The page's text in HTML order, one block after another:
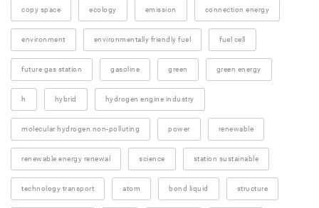
copy space ecology emission connection energy
environment environmentally friendly fuel fuel cell
future gas station gasoline green green energy
h hybrid hydrogen engine industry
molecular hydrogen non-polluting power renewable
renewable energy renewal science station sustainable
technology transport atom bond liquid structure